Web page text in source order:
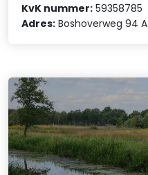
KvK nummer: 59358785
Adres: Boshoverweg 94 A